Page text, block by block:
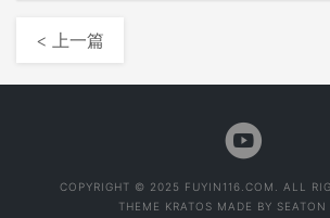
< 上一篇
COPYRIGHT © 2025 FUYIN116.COM. ALL
THEME KRATOS MADE BY